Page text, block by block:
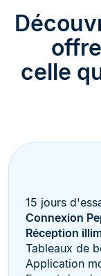
celle
15 jours
Connexion
Réception
Tableaux de
Application